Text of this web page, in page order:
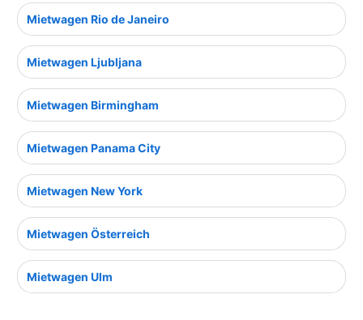
Mietwagen Rio de Janeiro
Mietwagen Ljubljana
Mietwagen Birmingham
Mietwagen Panama City
Mietwagen New York
Mietwagen Österreich
Mietwagen Ulm